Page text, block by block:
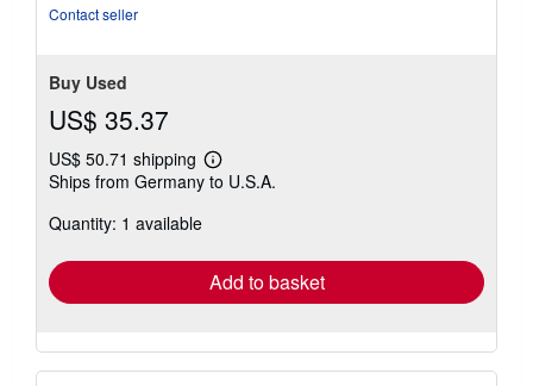
Contact seller
Buy Used
US$ 35.37
US$ 50.71 shipping
Learn
more
Ships from Germany to U.S.A.
Quantity: 1 available
Add to basket